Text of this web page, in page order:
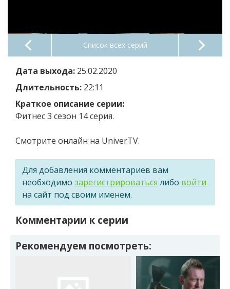
Список всех серий
Дата выхода: 25.02.2020
Длительность: 22:11
Краткое описание серии:
Фитнес 3 сезон 14 серия.
Смотрите онлайн на UniverTV.
Для добавления комментариев вам
необходимо зарегистрироваться либо войти
на сайт под своим именем.
Комментарии к серии
Рекомендуем посмотреть: